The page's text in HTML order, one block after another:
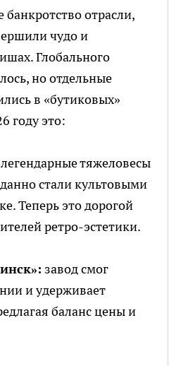
банкротство отрасли,
чудо и
Глобального
но отдельные
в «бутиковых»
году это:
легендарные тяжеловесы
стали культовыми
Теперь это дорогой
ретро-эстетики.
завод смог
и удерживает
баланс цены и